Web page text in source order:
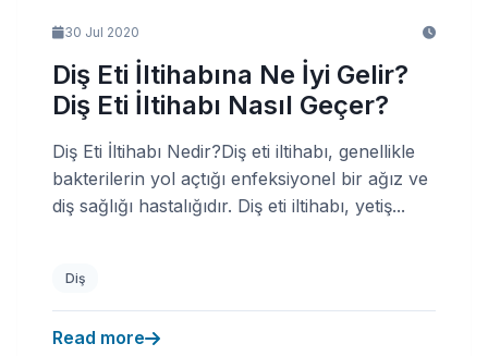
30 Jul 2020
Diş Eti İltihabına Ne İyi Gelir?
Diş Eti İltihabı Nasıl Geçer?
Diş Eti İltihabı Nedir?Diş eti iltihabı, genellikle
bakterilerin yol açtığı enfeksiyonel bir ağız ve
diş sağlığı hastalığıdır. Diş eti iltihabı, yetiş...
Diş
Read more